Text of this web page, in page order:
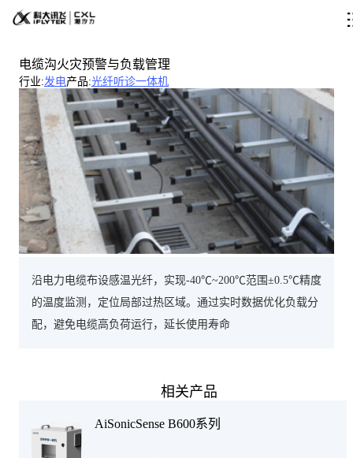
电缆沟火灾预警与负载管理
行业:发电产品:光纤听诊一体机
沿电力电缆布设感温光纤，实现-40℃~200℃范围±0.5℃精度
的温度监测，定位局部过热区域。通过实时数据优化负载分
配，避免电缆高负荷运行，延长使用寿命
相关产品
AiSonicSense B600系列